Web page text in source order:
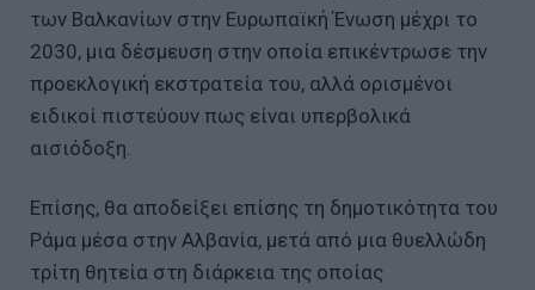
των Βαλκανίων στην Ευρωπαϊκή Ένωση μέχρι το
2030, μια δέσμευση στην οποία επικέντρωσε την
προεκλογική εκστρατεία του, αλλά ορισμένοι
ειδικοί πιστεύουν πως είναι υπερβολικά
αισιόδοξη.
Επίσης, θα αποδείξει επίσης τη δημοτικότητα του
Ράμα μέσα στην Αλβανία, μετά από μια θυελλώδη
τρίτη θητεία στη διάρκεια της οποίας